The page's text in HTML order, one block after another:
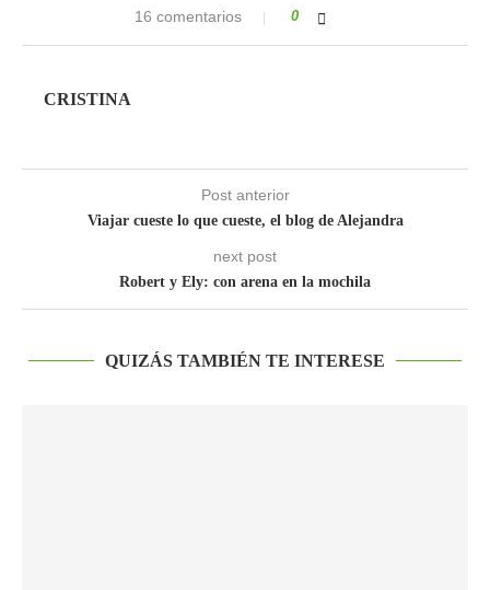
16 comentarios 0
CRISTINA
Post anterior
Viajar cueste lo que cueste, el blog de Alejandra
next post
Robert y Ely: con arena en la mochila
QUIZÁS TAMBIÉN TE INTERESE